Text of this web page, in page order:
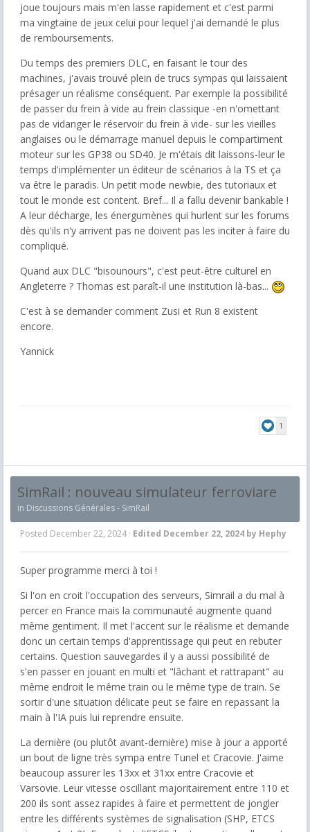
joue toujours mais m'en lasse rapidement et c'est parmi
ma vingtaine de jeux celui pour lequel j'ai demandé le plus
de remboursements.
Du temps des premiers DLC, en faisant le tour des
machines, j'avais trouvé plein de trucs sympas qui laissaient
présager un réalisme conséquent. Par exemple la possibilité
de passer du frein à vide au frein classique -en n'omettant
pas de vidanger le réservoir du frein à vide- sur les vieilles
anglaises ou le démarrage manuel depuis le compartiment
moteur sur les GP38 ou SD40. Je m'étais dit laissons-leur le
temps d'implémenter un éditeur de scénarios à la TS et ça
va être le paradis. Un petit mode newbie, des tutoriaux et
tout le monde est content. Bref... Il a fallu devenir bankable !
A leur décharge, les énergumènes qui hurlent sur les forums
dès qu'ils n'y arrivent pas ne doivent pas les inciter à faire du
compliqué.
Quand aux DLC "bisounours", c'est peut-être culturel en
Angleterre ? Thomas est paraît-il une institution là-bas...
C'est à se demander comment Zusi et Run 8 existent
encore.
Yannick
1
SimRail : nouveau simulateur ferroviare
in Discussions Générales - SimRail
Posted December 22, 2024 · Edited December 22, 2024 by Hephy
Super programme merci à toi !
Si l'on en croit l'occupation des serveurs, Simrail a du mal à
percer en France mais la communauté augmente quand
même gentiment. Il met l'accent sur le réalisme et demande
donc un certain temps d'apprentissage qui peut en rebuter
certains. Question sauvegardes il y a aussi possibilité de
s'en passer en jouant en multi et "lâchant et rattrapant" au
même endroit le même train ou le même type de train. Se
sortir d'une situation délicate peut se faire en repassant la
main à l'IA puis lui reprendre ensuite.
La dernière (ou plutôt avant-dernière) mise à jour a apporté
un bout de ligne très sympa entre Tunel et Cracovie. J'aime
beaucoup assurer les 13xx et 31xx entre Cracovie et
Varsovie. Leur vitesse oscillant majoritairement entre 110 et
200 ils sont assez rapides à faire et permettent de jongler
entre les différents systèmes de signalisation (SHP, ETCS